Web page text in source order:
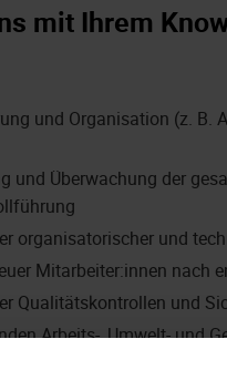
mit Ihrem
und Organisation (z. B.
und Überwachung der
organisatorischer und
Mitarbeiter:innen nach
Qualitätskontrollen und
Arbeits-, Umwelt- und